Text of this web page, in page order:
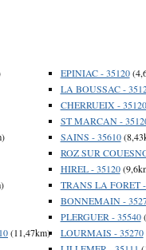
(11,47km)
EPINIAC - 35120
LA BOUSSAC -
CHERRUEIX - 35120
ST MARCAN -
SAINS - 35610
ROZ SUR
HIREL - 35120
TRANS LA FORET
BONNEMAIN -
PLERGUER - 35540
LOURMAIS - 35270